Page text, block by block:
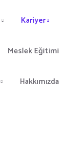
Kariyer
Meslek Eğitimi
Hakkımızda